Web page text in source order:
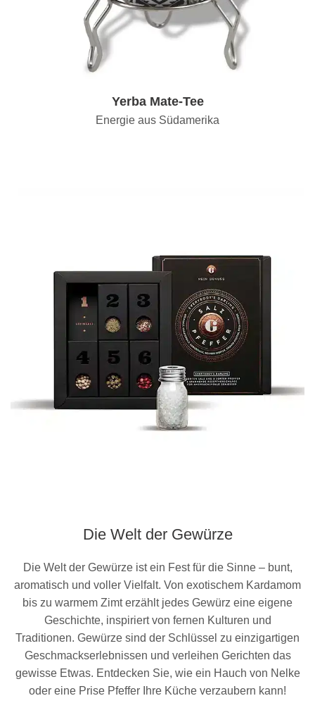
Yerba Mate-Tee
Energie aus Südamerika
Die Welt der Gewürze
Die Welt der Gewürze ist ein Fest für die Sinne – bunt,
aromatisch und voller Vielfalt. Von exotischem Kardamom
bis zu warmem Zimt erzählt jedes Gewürz eine eigene
Geschichte, inspiriert von fernen Kulturen und
Traditionen. Gewürze sind der Schlüssel zu einzigartigen
Geschmackserlebnissen und verleihen Gerichten das
gewisse Etwas. Entdecken Sie, wie ein Hauch von Nelke
oder eine Prise Pfeffer Ihre Küche verzaubern kann!